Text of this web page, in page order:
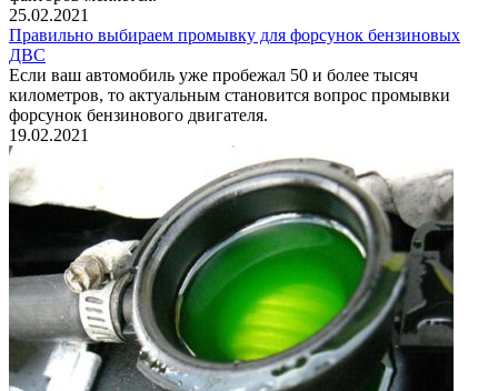
25.02.2021
Правильно выбираем промывку для форсунок бензиновых
ДВС
Если ваш автомобиль уже пробежал 50 и более тысяч
километров, то актуальным становится вопрос промывки
форсунок бензинового двигателя.
19.02.2021